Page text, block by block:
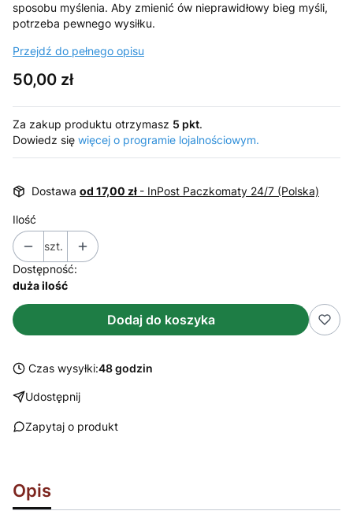
sposobu myślenia. Aby zmienić ów nieprawidłowy bieg myśli,
potrzeba pewnego wysiłku.
Przejdź do pełnego opisu
Cena
50,00 zł
Za zakup produktu otrzymasz 5 pkt.
Dowiedz się więcej o programie lojalnościowym.
Dostawa od 17,00 zł - InPost Paczkomaty 24/7 (Polska)
Ilość
szt.
Dostępność:
duża ilość
Dodaj do koszyka
Czas wysyłki:48 godzin
Udostępnij
Zapytaj o produkt
Opis